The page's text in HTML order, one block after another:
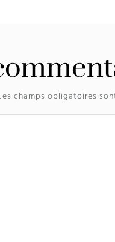
champs obligatoires